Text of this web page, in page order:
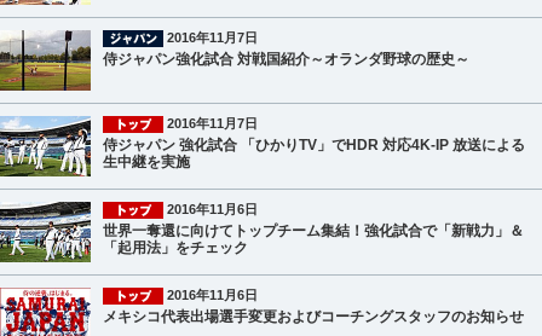
2016年11月7日
侍ジャパン強化試合 対戦国紹介～オランダ野球の歴史～
2016年11月7日
侍ジャパン 強化試合 「ひかりTV」でHDR 対応4K-IP 放送による
生中継を実施
2016年11月6日
世界一奪還に向けてトップチーム集結！強化試合で「新戦力」＆
「起用法」をチェック
2016年11月6日
メキシコ代表出場選手変更およびコーチングスタッフのお知らせ